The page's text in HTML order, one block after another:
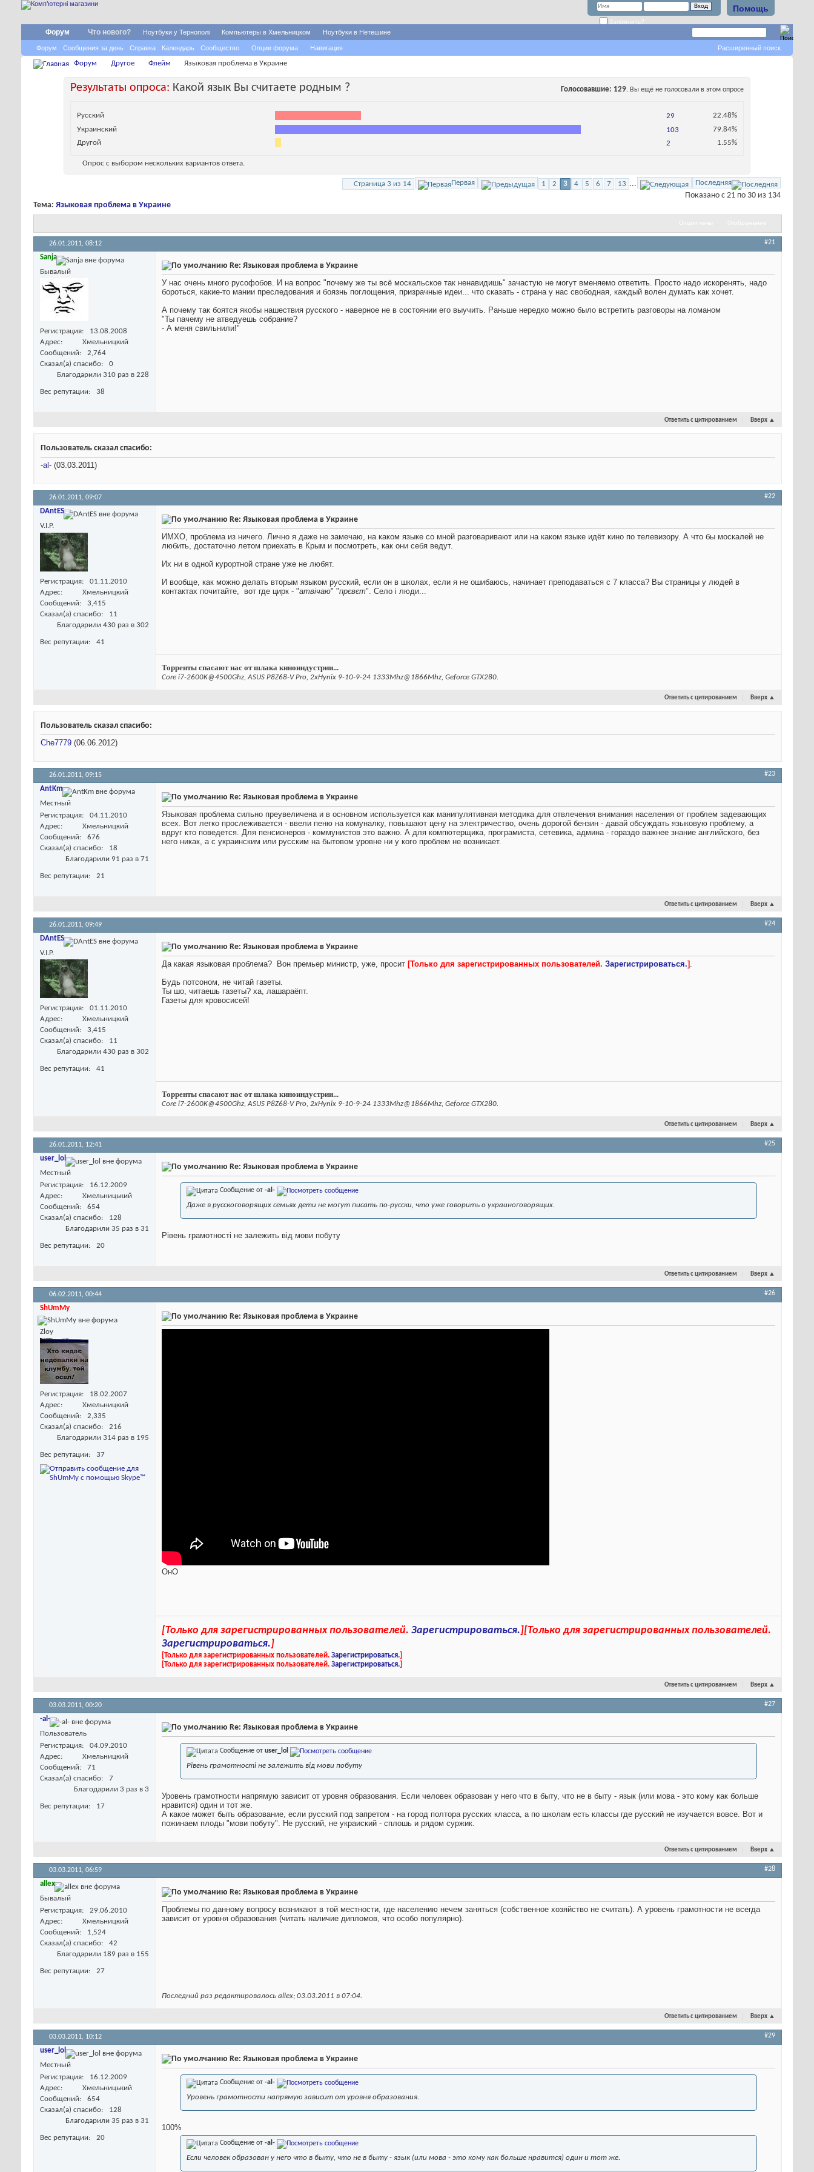
Помощь
Запомнить?
Форум
Форум Сообщения за день Справка Календарь Сообщество Опции форума Навигация
Что нового? Ноутбуки у Тернополі Компьютеры в Хмельницком Ноутбуки в Нетешине
Расширенный поиск
Форум Другое Флейм Языковая проблема в Украине
Результаты опроса: Какой язык Вы считаете родным ? Голосовавшие 129. Вы ещё не голосовали в этом опросе
Русский 29
22.48%
Украинский
103
79.84%
Другой
2 1.55%
Опрос с выбором нескольких вариантов ответа.
Страница 3 из 14 Первая 1 2 3 4 5 6 7 13 ... Последняя
Показано с 21 по 30 из 134
Тема: Языковая проблема в Украине
26.01.2011, 08:12 #21
Sanja
Бывалый
Регистрация
13.08.2008
Адрес
Хмельницкий
Сообщений
2,764
Сказал(а) спасибо
0
Благодарили 310 раз в 228
Вес репутации 38
Re: Языковая проблема в Украине
У нас очень много русофобов. И на вопрос "почему же ты всё москальское так ненавидишь" зачастую не могут вменяемо ответить. Просто надо искоренять, надо
бороться, какие-то мании преследования и боязнь поглощения, призрачные идеи... что сказать - страна у нас свободная, каждый волен думать как хочет.
А почему так боятся якобы нашествия русского - наверное не в состоянии его выучить. Раньше нередко можно было встретить разговоры на ломаном
"Ты пачему не атведуешь собрание?
- А меня свильнили!"
Ответить с цитированием Вверх ▲
Пользователь сказал cпасибо:
-al- (03.03.2011)
26.01.2011, 09:07 #22
DAntES
V.I.P.
Регистрация
01.11.2010
Адрес
Хмельницкий
Сообщений
3,415
Сказал(а) спасибо
11
Благодарили 430 раз в 302
Вес репутации 41
Re: Языковая проблема в Украине
ИМХО, проблема из ничего. Лично я даже не замечаю, на каком языке со мной разговаривают или на каком языке идёт кино по телевизору. А что бы москалей не
любить, достаточно летом приехать в Крым и посмотреть, как они себя ведут.
Их ни в одной курортной стране уже не любят.
И вообще, как можно делать вторым языком русский, если он в школах, если я не ошибаюсь, начинает преподаваться с 7 класса? Вы страницы у людей в
контактах почитайте,
вот где цирк - "атвічаю" "прєвєт". Село і люди...
Торренты спасают нас от шлака киноиндустрии...
Core i7-2600K@4500Ghz, ASUS P8Z68-V Pro, 2xHynix 9-10-9-24 1333Mhz@1866Mhz, Geforce GTX280.
Ответить с цитированием Вверх ▲
Пользователь сказал cпасибо:
Che7779 (06.06.2012)
26.01.2011, 09:15 #23
AntKm
Местный
Регистрация
04.11.2010
Адрес
Хмельницкий
Сообщений
676
Сказал(а) спасибо
18
Благодарили 91 раз в 71
Вес репутации 21
Re: Языковая проблема в Украине
Языковая проблема сильно преувеличена и в основном используется как манипулятивная методика для отвлечения внимания населения от проблем задевающих
всех. Вот легко прослеживается - ввели пеню на комуналку, повышают цену на электричество, очень дорогой бензин - давай обсуждать языковую проблему, а
вдруг кто поведется. Для пенсионеров - коммунистов это важно. А для компютерщика, програмиста, сетевика, админа - гораздо важнее знание английского, без
него никак, а с украинским или русским на бытовом уровне ни у кого проблем не возникает.
Ответить с цитированием Вверх ▲
26.01.2011, 09:49 #24
DAntES
V.I.P.
Регистрация
01.11.2010
Адрес
Хмельницкий
Сообщений
3,415
Сказал(а) спасибо
11
Благодарили 430 раз в 302
Вес репутации 41
Re: Языковая проблема в Украине
Да какая языковая проблема?
Вон премьер министр, уже, просит [Только для зарегистрированных пользователей. Зарегистрироваться.]
Будь потсоном, не читай газеты.
Ты шо, читаешь газеты? ха, лашараёпт.
Газеты для кровосисей!
Торренты спасают нас от шлака киноиндустрии...
Core i7-2600K@4500Ghz, ASUS P8Z68-V Pro, 2xHynix 9-10-9-24 1333Mhz@1866Mhz, Geforce GTX280.
Ответить с цитированием Вверх ▲
26.01.2011, 12:41 #25
user_lol
Местный
Регистрация
16.12.2009
Адрес
Хмельницький
Сообщений
654
Сказал(а) спасибо
128
Благодарили 35 раз в 31
Вес репутации 20
Re: Языковая проблема в Украине
Сообщение от -al-
Даже в русскоговорящих семьях дети не могут писать по-русски, что уже говорить о украиноговорящих.
Рівень грамотності не залежить від мови побуту
Ответить с цитированием Вверх ▲
06.02.2011, 00:44 #26
ShUmMy
Zloy
Регистрация
18.02.2007
Адрес
Хмельницкий
Сообщений
2,335
Сказал(а) спасибо
216
Благодарили 314 раз в 195
Вес репутации 37
Re: Языковая проблема в Украине
ОнО
[Только для зарегистрированных пользователей. Зарегистрироваться.][Только для зарегистрированных пользователей.
Зарегистрироваться.]
[Только для зарегистрированных пользователей. Зарегистрироваться.
[Только для зарегистрированных пользователей. Зарегистрироваться.
Ответить с цитированием Вверх ▲
03.03.2011, 00:20 #27
-al-
Пользователь
Регистрация
04.09.2010
Адрес
Хмельницкий
Сообщений
71
Сказал(а) спасибо
7
Благодарили 3 раз в 3
Вес репутации 17
Re: Языковая проблема в Украине
Сообщение от user_lol
Рівень грамотності не залежить від мови побуту
Уровень грамотности напрямую зависит от уровня образования. Если человек образован у него что в быту, что не в быту - язык (или мова - это кому как больше
нравится) один и тот же.
А какое может быть образование, если русский под запретом - на город полтора русских класса, а по школам есть классы где русский не изучается вовсе. Вот и
пожинаем плоды "мови побуту". Не русский, не украиский - сплошь и рядом суржик.
Ответить с цитированием Вверх ▲
03.03.2011, 06:59 #28
allex
Бывалый
Регистрация
29.06.2010
Адрес
Хмельницкий
Сообщений
1,524
Сказал(а) спасибо
42
Благодарили 189 раз в 155
Вес репутации 27
Re: Языковая проблема в Украине
Проблемы по данному вопросу возникают в той местности, где населению нечем заняться (собственное хозяйство не считать). А уровень грамотности не всегда
зависит от уровня образования (читать наличие дипломов, что особо популярно).
Последний раз редактировалось allex; 03.03.2011 в 07:04.
Ответить с цитированием Вверх ▲
03.03.2011, 10:12 #29
user_lol
Местный
Регистрация
16.12.2009
Адрес
Хмельницький
Сообщений
654
Сказал(а) спасибо
128
Благодарили 35 раз в 31
Вес репутации 20
Re: Языковая проблема в Украине
Сообщение от -al-
Уровень грамотности напрямую зависит от уровня образования.
100%
Сообщение от -al-
Если человек образован у него что в быту, что не в быту - язык (или мова - это кому как больше нравится) один и тот же.